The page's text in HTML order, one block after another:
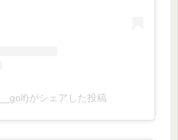
がシェアした投稿